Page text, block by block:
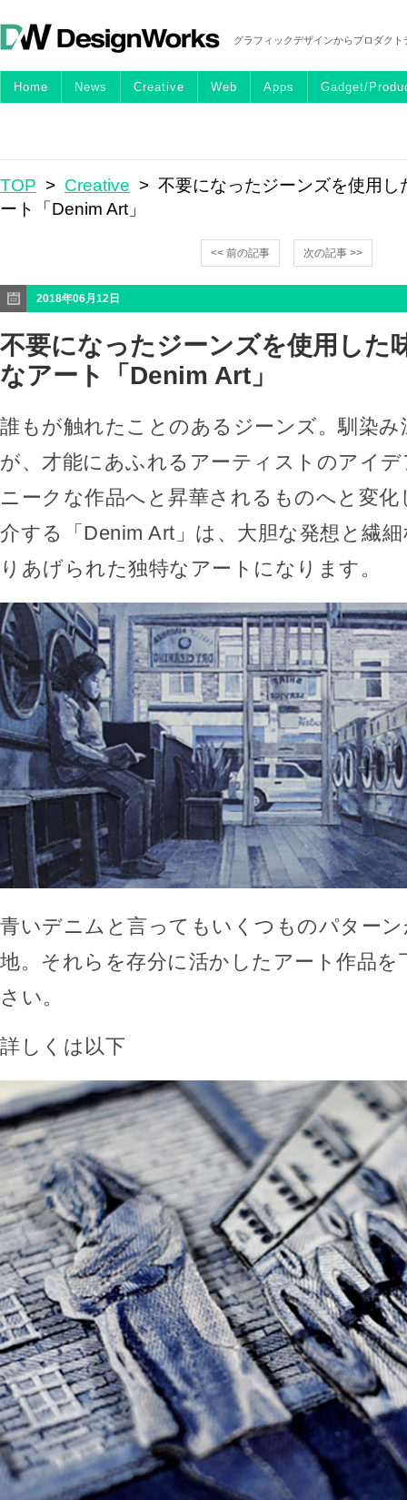
グラフィックデザインからプロダク
Home News Creative Web Apps Gadget/
TOP > Creative > 不要になったジーンズを使用し
ート「Denim Art」
<< 前の記事 次の記事 >>
2018年06月12日
不要になったジーンズを使用した
なアート「Denim Art」
誰もが触れたことのあるジーンズ。馴染
が、才能にあふれるアーティストのアイ
ニークな作品へと昇華されるものへと変化
介する「Denim Art」は、大胆な発想と繊
りあげられた独特なアートになります。
青いデニムと言ってもいくつものパター
地。それらを存分に活かしたアート作品を
さい。
詳しくは以下